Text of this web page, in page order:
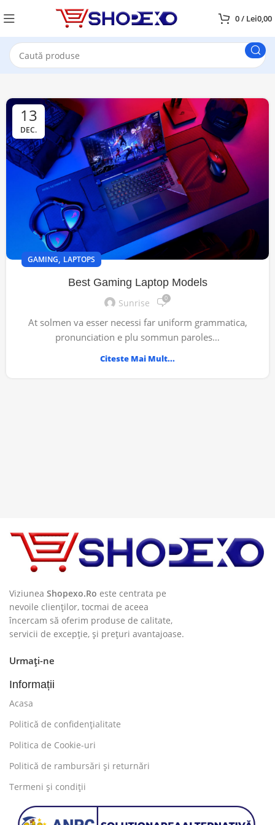
0/ Lei0,00
13
DEC.
GAMING, LAPTOPS
Best Gaming Laptop Models
Sunrise 0
At solmen va esser necessi far uniform grammatica,
pronunciation e plu sommun paroles…
Citeste Mai Mult...
Viziunea Shopexo.Ro este centrata pe
nevoile clienților, tocmai de aceea
încercam să oferim produse de calitate,
servicii de excepție, și prețuri avantajoase.
Urmați-ne
Informații
Acasa
Politică de confidențialitate
Politica de Cookie-uri
Politică de rambursări și returnări
Termeni și condiții